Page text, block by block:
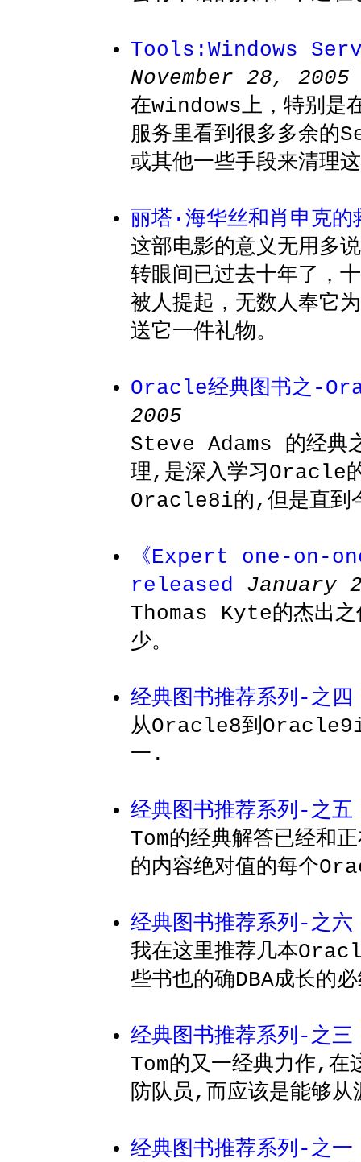
Tools:Windows
November 28, 2005
在windows上，特别是
服务里看到很多多余的
或其他一些手段来清理
丽塔·海华丝和肖申克的
这部电影的意义无用多
转眼间已过去十年了，
被人提起，无数人奉它
送它一件礼物。
Oracle经典图书之
2005
Steve Adams 的经典
理,是深入学习Oracle
Oracle8i的,但是直到
《Expert one-on-
released
January
Thomas Kyte的杰出之
少。
经典图书推荐系列-之四
从Oracle8到Oracle9i
一.
经典图书推荐系列-之五
Tom的经典解答已经和
的内容绝对值的每个
经典图书推荐系列-之六
我在这里推荐几本
些书也的确DBA成长的
经典图书推荐系列-之三
Tom的又一经典力作,在
防队员,而应该是能够
经典图书推荐系列-之一